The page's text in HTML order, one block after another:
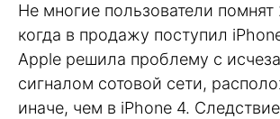
Не многие пользователи помнят
когда в продажу поступил
Apple решила проблему с
сигналом сотовой сети,
иначе, чем в iPhone 4.